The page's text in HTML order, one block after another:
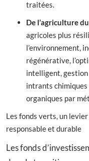
traitées.
De l’agriculture
agricoles plus
l’environnement,
régénérative,
intelligent, gestion
intrants
organiques par
Les fonds verts, un
responsable et durable
Les fonds